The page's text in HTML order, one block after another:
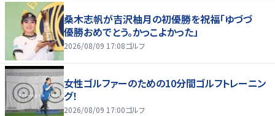
桑木志帆が吉沢柚月の初優勝を祝福「ゆづづ
優勝おめでとう。かっこよかった」
2026/08/09 17:08ゴルフ
女性ゴルファーのための10分間ゴルフトレーニン
グ！
2026/08/09 17:00ゴルフ